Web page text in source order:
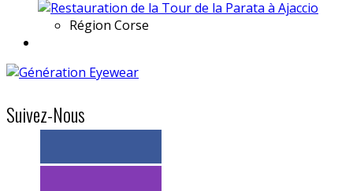
Région Corse
Suivez-Nous
> 11k abonnés